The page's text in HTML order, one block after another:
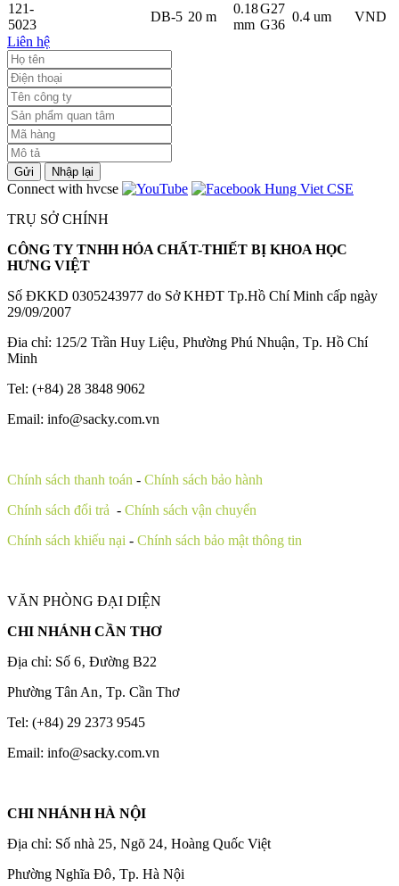
121-
5023
DB-5 20 m
0.18
mm
G27
G36
0.4 um
VND
Liên hệ
Gửi Nhập lại
Connect with hvcse
TRỤ SỞ CHÍNH
CÔNG TY TNHH HÓA CHẤT-THIẾT BỊ KHOA HỌC
HƯNG VIỆT
Số ĐKKD 0305243977 do Sở KHĐT Tp.Hồ Chí Minh cấp ngày
29/09/2007
Đia chỉ: 125/2 Trần Huy Liệu‚ Phường Phú Nhuận‚ Tp. Hồ Chí
Minh
Tel: (+84) 28 3848 9062
Email: info@sacky.com.vn
Chính sách thanh toán - Chính sách bảo hành
Chính sách đổi trả - Chính sách vận chuyển
Chính sách khiếu nại - Chính sách bảo mật thông tin
VĂN PHÒNG ĐẠI DIỆN
CHI NHÁNH CẦN THƠ
Địa chỉ: Số 6‚ Đường B22
Phường Tân An‚ Tp. Cần Thơ
Tel: (+84) 29 2373 9545
Email: info@sacky.com.vn
CHI NHÁNH HÀ NỘI
Địa chỉ: Số nhà 25‚ Ngõ 24‚ Hoàng Quốc Việt
Phường Nghĩa Đô‚ Tp. Hà Nội